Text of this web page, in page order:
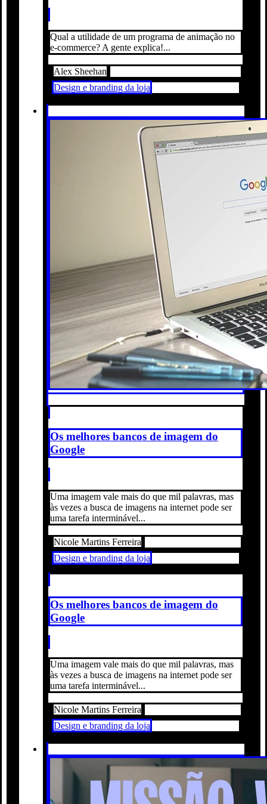
Qual a utilidade de um programa de animação no
e-commerce? A gente explica!...
Alex Sheehan
Design e branding da loja
Os melhores bancos de imagem do
Google
Uma imagem vale mais do que mil palavras, mas
às vezes a busca de imagens na internet pode ser
uma tarefa interminável...
Nicole Martins Ferreira
Design e branding da loja
Os melhores bancos de imagem do
Google
Uma imagem vale mais do que mil palavras, mas
às vezes a busca de imagens na internet pode ser
uma tarefa interminável...
Nicole Martins Ferreira
Design e branding da loja